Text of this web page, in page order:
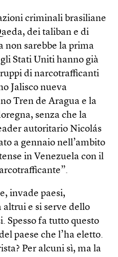
criminali brasiliane
dei taliban e di
non sarebbe la prima
Stati Uniti hanno già
di narcotrafficanti
Jalisco nueva
Tren de Aragua e la
senza che la
autoritario Nicolás
a gennaio nell’ambito
in Venezuela con il
invade paesi,
e si serve dello
Spesso fa tutto questo
paese che l’ha eletto.
Per alcuni sì, ma la